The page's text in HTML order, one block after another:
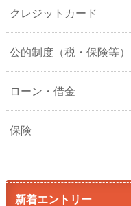
クレジットカード
公的制度（税・保険等）
ローン・借金
保険
新着エントリー